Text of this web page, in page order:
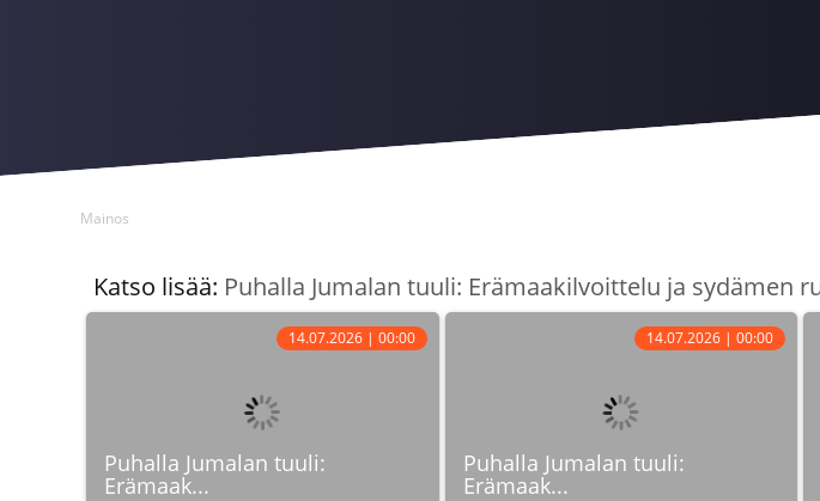
Mainos
Katso lisää: Puhalla Jumalan tuuli: Erämaakilvoittelu ja sydämen
Puhalla Jumalan tuuli:
Erämaak...
14.07.2026 | 00:00
Puhalla Jumalan tuuli:
Erämaak...
14.07.2026 | 00:00